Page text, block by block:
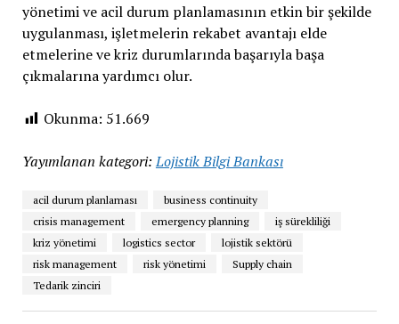
yönetimi ve acil durum planlamasının etkin bir şekilde
uygulanması, işletmelerin rekabet avantajı elde
etmelerine ve kriz durumlarında başarıyla başa
çıkmalarına yardımcı olur.
Okunma: 51.669
Yayımlanan kategori: Lojistik Bilgi Bankası
acil durum planlaması
business continuity
crisis management
emergency planning
iş sürekliliği
kriz yönetimi
logistics sector
lojistik sektörü
risk management
risk yönetimi
Supply chain
Tedarik zinciri